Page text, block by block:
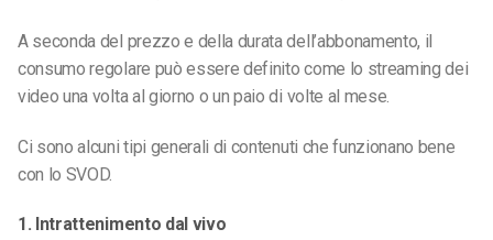
A seconda del prezzo e della durata dell’abbonamento, il
consumo regolare può essere definito come lo streaming dei
video una volta al giorno o un paio di volte al mese.
Ci sono alcuni tipi generali di contenuti che funzionano bene
con lo SVOD.
1. Intrattenimento dal vivo